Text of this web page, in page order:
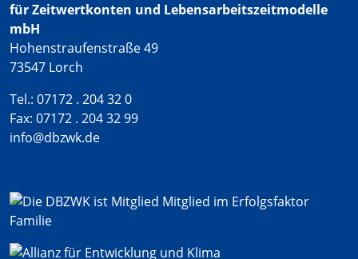
für Zeitwertkonten und Lebensarbeitszeitmodelle
mbH
Hohenstraufenstraße 49
73547 Lorch
Tel.: 07172 . 204 32 0
Fax: 07172 . 204 32 99
info@dbzwk.de